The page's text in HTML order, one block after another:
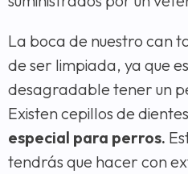
La boca de nuestro can
de ser limpiada, ya que
desagradable tener un
Existen cepillos de
especial para perros.
tendrás que hacer con